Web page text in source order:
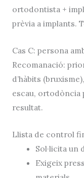
ortodontista +
prèvia a implants.
Cas C: persona
Recomanació:
d’hàbits
escau, ortodòncia
resultat.
Llista de control
Sol·licita
Exigeix